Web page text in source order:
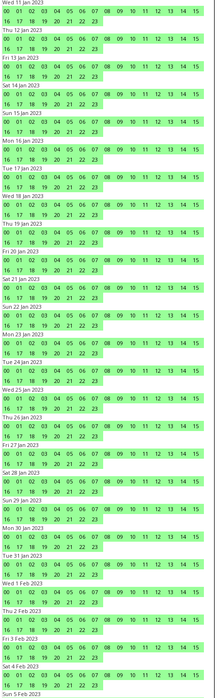
Wed 11 Jan 2023
00
01 02 03 04 05 06 07 08 09 10 11 12 13 14
15
16
17 18 19 20 21 22
23
Thu 12 Jan 2023
00
01 02 03 04 05 06 07 08 09 10 11 12 13 14
15
16
17 18 19 20 21 22
23
Fri 13 Jan 2023
00
01 02 03 04 05 06 07 08 09 10 11 12 13 14
15
16
17 18 19 20 21 22
23
Sat 14 Jan 2023
00
01 02 03 04 05 06 07 08 09 10 11 12 13 14
15
16
17 18 19 20 21 22
23
Sun 15 Jan 2023
00
01 02 03 04 05 06 07 08 09 10 11 12 13 14
15
16
17 18 19 20 21 22
23
Mon 16 Jan 2023
00
01 02 03 04 05 06 07 08 09 10 11 12 13 14
15
16
17 18 19 20 21 22
23
Tue 17 Jan 2023
00
01 02 03 04 05 06 07 08 09 10 11 12 13 14
15
16
17 18 19 20 21 22
23
Wed 18 Jan 2023
00
01 02 03 04 05 06 07 08 09 10 11 12 13 14
15
16
17 18 19 20 21 22
23
Thu 19 Jan 2023
00
01 02 03 04 05 06 07 08 09 10 11 12 13 14
15
16
17 18 19 20 21 22
23
Fri 20 Jan 2023
00
01 02 03 04 05 06 07 08 09 10 11 12 13 14
15
16
17 18 19 20 21 22
23
Sat 21 Jan 2023
00
01 02 03 04 05 06 07 08 09 10 11 12 13 14
15
16
17 18 19 20 21 22
23
Sun 22 Jan 2023
00
01 02 03 04 05 06 07 08 09 10 11 12 13 14
15
16
17 18 19 20 21 22
23
Mon 23 Jan 2023
00
01 02 03 04 05 06 07 08 09 10 11 12 13 14
15
16
17 18 19 20 21 22
23
Tue 24 Jan 2023
00
01 02 03 04 05 06 07 08 09 10 11 12 13 14
15
16
17 18 19 20 21 22
23
Wed 25 Jan 2023
00
01 02 03 04 05 06 07 08 09 10 11 12 13 14
15
16
17 18 19 20 21 22
23
Thu 26 Jan 2023
00
01 02 03 04 05 06 07 08 09 10 11 12 13 14
15
16
17 18 19 20 21 22
23
Fri 27 Jan 2023
00
01 02 03 04 05 06 07 08 09 10 11 12 13 14
15
16
17 18 19 20 21 22
23
Sat 28 Jan 2023
00
01 02 03 04 05 06 07 08 09 10 11 12 13 14
15
16
17 18 19 20 21 22
23
Sun 29 Jan 2023
00
01 02 03 04 05 06 07 08 09 10 11 12 13 14
15
16
17 18 19 20 21 22
23
Mon 30 Jan 2023
00
01 02 03 04 05 06 07 08 09 10 11 12 13 14
15
16
17 18 19 20 21 22
23
Tue 31 Jan 2023
00
01 02 03 04 05 06 07 08 09 10 11 12 13 14
15
16
17 18 19 20 21 22
23
Wed 1 Feb 2023
00
01 02 03 04 05 06 07 08 09 10 11 12 13 14
15
16
17 18 19 20 21 22
23
Thu 2 Feb 2023
00
01 02 03 04 05 06 07 08 09 10 11 12 13 14
15
16
17 18 19 20 21 22
23
Fri 3 Feb 2023
00
01 02 03 04 05 06 07 08 09 10 11 12 13 14
15
16
17 18 19 20 21 22
23
Sat 4 Feb 2023
00
01 02 03 04 05 06 07 08 09 10 11 12 13 14
15
16
17 18 19 20 21 22
23
Sun 5 Feb 2023